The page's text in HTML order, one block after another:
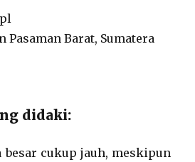
Pasaman Barat, Sumatera
didaki:
besar cukup jauh, meskipun